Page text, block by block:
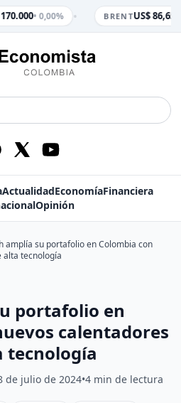
• 0,00% BRENT US$ 86,65•
ActualidadEconomíaFinanciera
Opinión
amplía su portafolio en Colombia con
alta tecnología
portafolio en
calentadores
tecnología
de julio de 2024•4 min de lectura